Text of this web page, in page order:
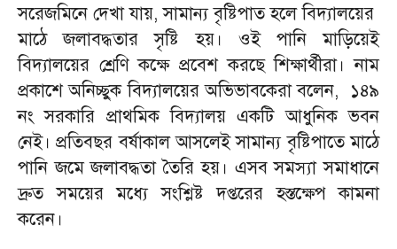
সরেজমিনে দেখা যায়, সামান্য বৃষ্টিপাত হলে বিদ্যালয়ের
মাঠে জলাবদ্ধতার সৃষ্টি হয়। ওই পানি মাড়িয়েই
বিদ্যালয়ের শ্রেণি কক্ষে প্রবেশ করছে শিক্ষার্থীরা। নাম
প্রকাশে অনিচ্ছুক বিদ্যালয়ের অভিভাবকেরা বলেন, ১৪৯
নং সরকারি প্রাথমিক বিদ্যালয় একটি আধুনিক ভবন
নেই। প্রতিবছর বর্ষাকাল আসলেই সামান্য বৃষ্টিপাতে মাঠে
পানি জমে জলাবদ্ধতা তৈরি হয়। এসব সমস্যা সমাধানে
দ্রুত সময়ের মধ্যে সংশ্লিষ্ট দপ্তরের হস্তক্ষেপ কামনা
করেন।